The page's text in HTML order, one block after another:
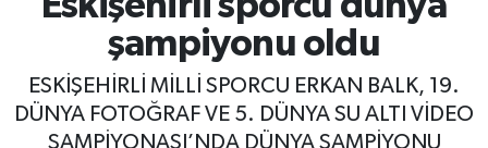
şampiyonu oldu
ESKİŞEHİRLİ MİLLİ SPORCU ERKAN BALK, 19.
DÜNYA FOTOĞRAF VE 5. DÜNYA SU ALTI VİDEO
ŞAMPİYONASI’NDA DÜNYA ŞAMPİYONU